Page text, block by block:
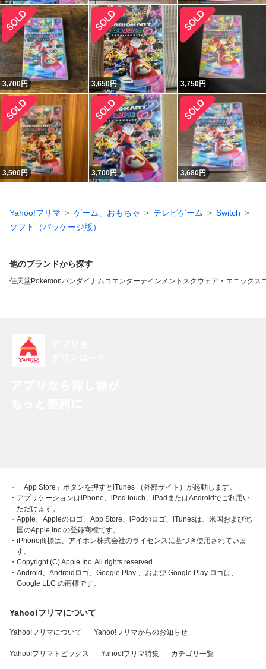
3,700円 3,650円 3,750円
3,500円 3,700円 3,680円
Yahoo!フリマ ゲーム、おもちゃ テレビゲーム
Switch
ソフト（パッケージ版）
他のブランドから探す
任天堂Pokemonバンダイナムコエンターテインメント スクウェア・エニックス
・「App Store」ボタンを押すとiTunes （外部サイト）が起動します。
・アプリケーションはiPhone、iPod touch、iPadまたはAndroidでご利用い
ただけます。
・Apple、Appleのロゴ、App Store、iPodのロゴ、iTunesは、米国および他
国のApple Inc.の登録商標です。
・iPhone商標は、アイホン株式会社のライセンスに基づき使用されていま
す。
・Copyright (C) Apple Inc. All rights reserved.
・Android、Androidロゴ、Google Play 、および Google Play ロゴは、
Google LLC の商標です。
Yahoo!フリマについて
Yahoo!フリマについて Yahoo!フリマからのお知らせ
Yahoo!フリマトピックス Yahoo!フリマ特集 カテゴリ一覧